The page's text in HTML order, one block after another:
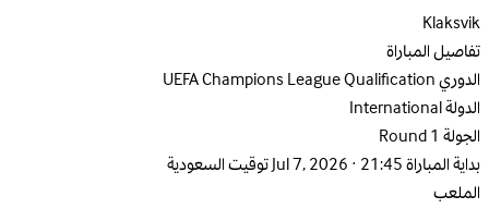
Klaksvik
تفاصيل المباراة
الدوريUEFA Champions League Qualification
الدولةInternational
الجولة Round 1
بداية المباراةJul 7, 2026 · 21:45 توقيت السعودية
الملعب